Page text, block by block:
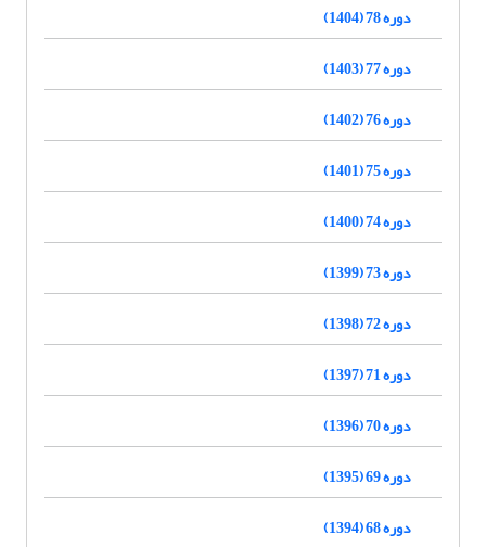
دوره 78 (1404)
دوره 77 (1403)
دوره 76 (1402)
دوره 75 (1401)
دوره 74 (1400)
دوره 73 (1399)
دوره 72 (1398)
دوره 71 (1397)
دوره 70 (1396)
دوره 69 (1395)
دوره 68 (1394)